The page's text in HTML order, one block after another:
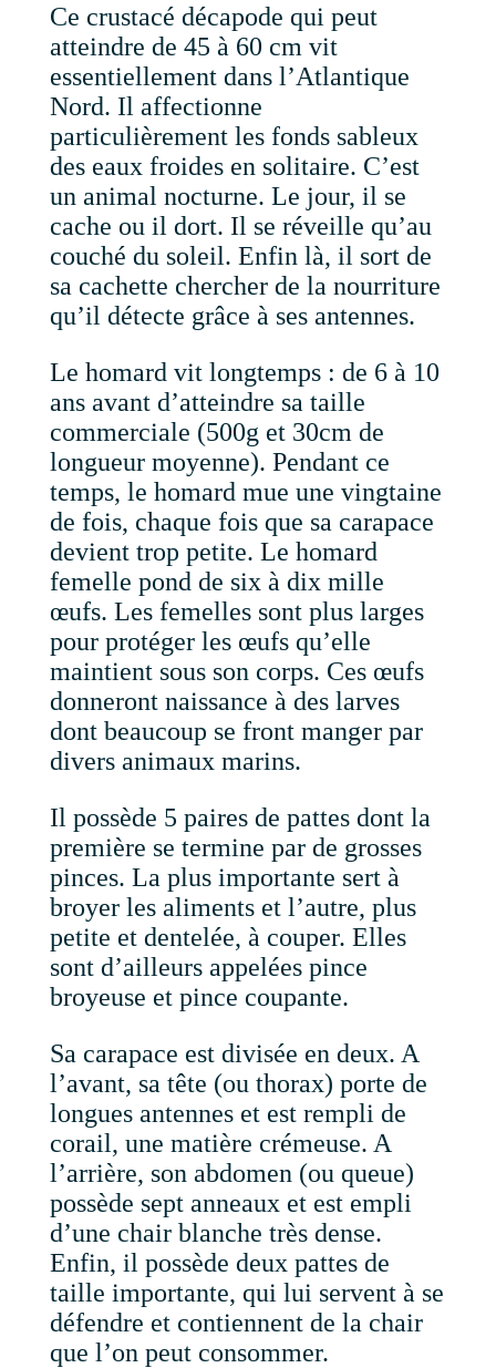
Ce crustacé décapode qui peut
atteindre de 45 à 60 cm vit
essentiellement dans l’Atlantique
Nord. Il affectionne
particulièrement les fonds sableux
des eaux froides en solitaire. C’est
un animal nocturne. Le jour, il se
cache ou il dort. Il se réveille qu’au
couché du soleil. Enfin là, il sort de
sa cachette chercher de la nourriture
qu’il détecte grâce à ses antennes.
Le homard vit longtemps : de 6 à 10
ans avant d’atteindre sa taille
commerciale (500g et 30cm de
longueur moyenne). Pendant ce
temps, le homard mue une vingtaine
de fois, chaque fois que sa carapace
devient trop petite. Le homard
femelle pond de six à dix mille
œufs. Les femelles sont plus larges
pour protéger les œufs qu’elle
maintient sous son corps. Ces œufs
donneront naissance à des larves
dont beaucoup se front manger par
divers animaux marins.
Il possède 5 paires de pattes dont la
première se termine par de grosses
pinces. La plus importante sert à
broyer les aliments et l’autre, plus
petite et dentelée, à couper. Elles
sont d’ailleurs appelées pince
broyeuse et pince coupante.
Sa carapace est divisée en deux. A
l’avant, sa tête (ou thorax) porte de
longues antennes et est rempli de
corail, une matière crémeuse. A
l’arrière, son abdomen (ou queue)
possède sept anneaux et est empli
d’une chair blanche très dense.
Enfin, il possède deux pattes de
taille importante, qui lui servent à se
défendre et contiennent de la chair
que l’on peut consommer.